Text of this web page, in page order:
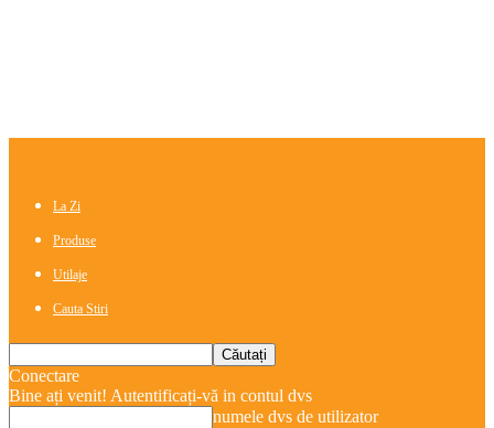
La Zi
Produse
Utilaje
Cauta Stiri
Conectare
Bine ați venit! Autentificați-vă in contul dvs
numele dvs de utilizator